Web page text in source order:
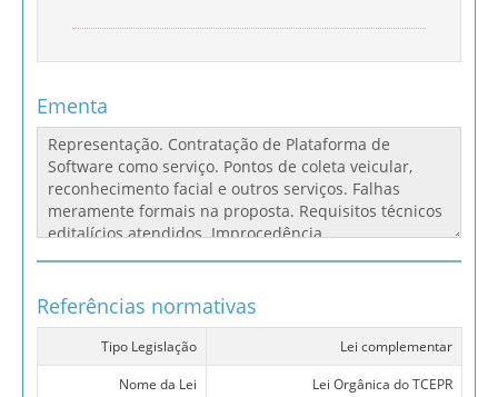
Ementa
Referências normativas
Tipo Legislação
Lei complementar
Nome da Lei
Lei Orgânica do TCEPR